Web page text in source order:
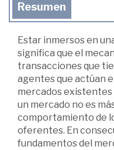
Resumen
Estar inmersos en
significa que el
transacciones que
agentes que actúan
mercados existentes
un mercado no es
comportamiento de
oferentes. En
fundamentos del